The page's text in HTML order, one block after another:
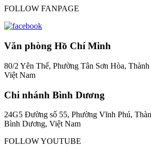
FOLLOW FANPAGE
Văn phòng Hồ Chí Minh
80/2 Yên Thế, Phường Tân Sơn Hòa,
Việt Nam
Chi nhánh Bình Dương
24G5 Đường số 55, Phường Vĩnh Phú,
Bình Dương, Việt Nam
FOLLOW YOUTUBE